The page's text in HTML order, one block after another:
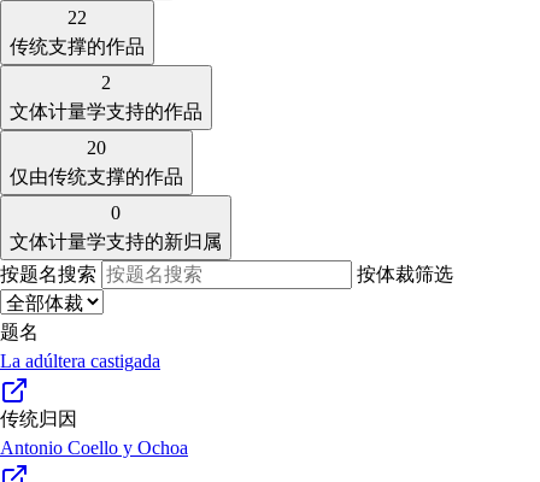
22
传统支撑的作品
2
文体计量学支持的作品
20
仅由传统支撑的作品
0
文体计量学支持的新归属
按题名搜索
按体裁筛选
题名
La adúltera castigada
传统归因
Antonio Coello y Ochoa